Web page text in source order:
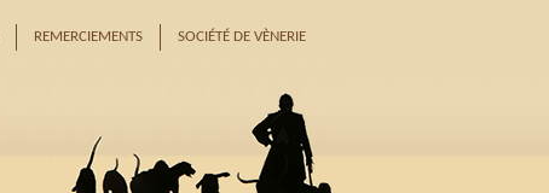
REMERCIEMENTS SOCIÉTÉ DE VÈNERIE